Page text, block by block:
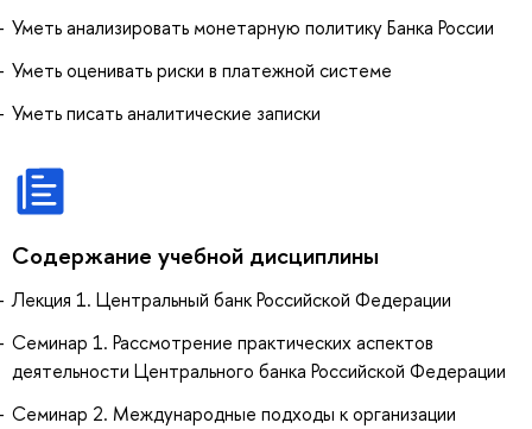
Уметь анализировать монетарную политику Банка России
Уметь оценивать риски в платежной системе
Уметь писать аналитические записки
Содержание учебной дисциплины
Лекция 1. Центральный банк Российской Федерации
Семинар 1. Рассмотрение практических аспектов
деятельности Центрального банка Российской Федерации
Семинар 2. Международные подходы к организации